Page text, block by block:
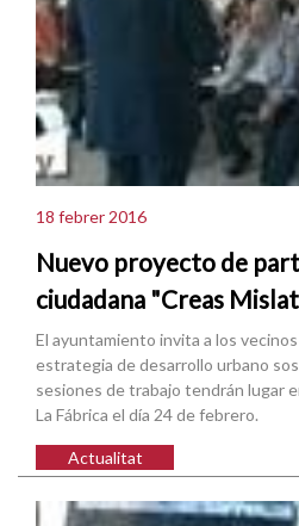
18 febrer 2016
Nuevo proyecto de
ciudadana "Creas
El ayuntamiento invita a los
estrategia de desarrollo urbano
sesiones de trabajo tendrán lugar
La Fábrica el día 24 de febrero.
Actualitat